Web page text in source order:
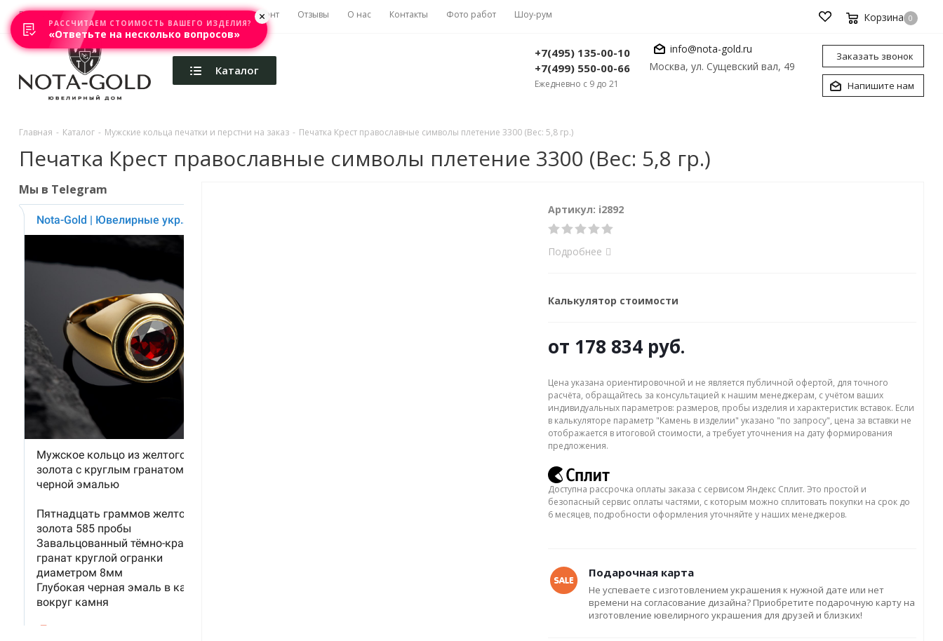
Главная Акции Каталоги Изготовление Ремонт Отзывы О нас Контакты Фото работ Шоу-рум Корзина 0
Каталог
+7(495) 135-00-10
+7(499) 550-00-66
Ежедневно с 9 до 21
info@nota-gold.ru
Москва, ул. Сущевский вал, 49
Заказать звонок
Напишите нам
Главная - Каталог - Мужские кольца печатки и перстни на заказ - Печатка Крест православные символы плетение 3300 (Вес: 5,8 гр.)
Печатка Крест православные символы плетение 3300 (Вес: 5,8 гр.)
Артикул: i2892
Подробнее
Калькулятор стоимости
от 178 834 руб.
Цена указана ориентировочной и не является публичной офертой, для точного
расчёта, обращайтесь за консультацией к нашим менеджерам, с учётом ваших
индивидуальных параметров: размеров, пробы изделия и характеристик вставок. Если
в калькуляторе параметр "Камень в изделии" указано "по запросу", цена за вставки не
отображается в итоговой стоимости, а требует уточнения на дату формирования
предложения.
Доступна рассрочка оплаты заказа с сервисом Яндекс Сплит. Это простой и
безопасный сервис оплаты частями, с которым можно сплитовать покупки на срок до
6 месяцев, подробности оформления уточняйте у наших менеджеров.
Подарочная карта
Не успеваете с изготовлением украшения к нужной дате или нет
времени на согласование дизайна? Приобретите подарочную карту на
изготовление ювелирного украшения для друзей и близких!
Мы в Telegram
РАССЧИТАЕМ СТОИМОСТЬ ВАШЕГО ИЗДЕЛИЯ?
«Ответьте на несколько вопросов»